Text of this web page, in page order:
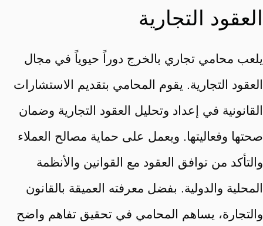
العقود التجارية
يلعب محامي تجاري بالخرج دوراً حيوياً في مجال
العقود التجارية. يقوم المحامي بتقديم الاستشارات
القانونية في إعداد وتحليل العقود التجارية وضمان
صحتها وفعاليتها. ويعمل على حماية مصالح العملاء
والتأكد من توافق العقود مع القوانين والأنظمة
المحلية والدولية. بفضل معرفته العميقة بالقانون
والتجارة، يساهم المحامي في تحقيق تفاهم واضح